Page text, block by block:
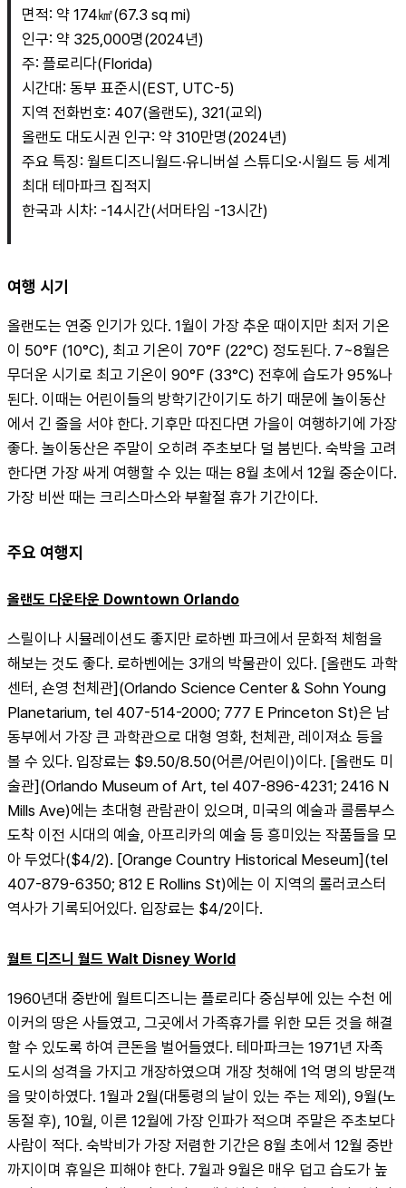
면적: 약 174㎢(67.3 sq mi)
인구: 약 325,000명(2024년)
주: 플로리다(Florida)
시간대: 동부 표준시(EST, UTC-5)
지역 전화번호: 407(올랜도), 321(교외)
올랜도 대도시권 인구: 약 310만명(2024년)
주요 특징: 월트디즈니월드·유니버설 스튜디오·시월드 등 세계
최대 테마파크 집적지
한국과 시차: -14시간(서머타임 -13시간)
여행 시기
올랜도는 연중 인기가 있다. 1월이 가장 추운 때이지만 최저 기온
이 50°F (10°C), 최고 기온이 70°F (22°C) 정도된다. 7~8월은
무더운 시기로 최고 기온이 90°F (33°C) 전후에 습도가 95%나
된다. 이때는 어린이들의 방학기간이기도 하기 때문에 놀이동산
에서 긴 줄을 서야 한다. 기후만 따진다면 가을이 여행하기에 가장
좋다. 놀이동산은 주말이 오히려 주초보다 덜 붐빈다. 숙박을 고려
한다면 가장 싸게 여행할 수 있는 때는 8월 초에서 12월 중순이다.
가장 비싼 때는 크리스마스와 부활절 휴가 기간이다.
주요 여행지
올랜도 다운타운 Downtown Orlando
스릴이나 시뮬레이션도 좋지만 로하벤 파크에서 문화적 체험을
해보는 것도 좋다. 로하벤에는 3개의 박물관이 있다. [올랜도 과학
센터, 숀영 천체관](Orlando Science Center & Sohn Young
Planetarium, tel 407-514-2000; 777 E Princeton St)은 남
동부에서 가장 큰 과학관으로 대형 영화, 천체관, 레이져쇼 등을
볼 수 있다. 입장료는 $9.50/8.50(어른/어린이)이다. [올랜도 미
술관](Orlando Museum of Art, tel 407-896-4231; 2416 N
Mills Ave)에는 초대형 관람관이 있으며, 미국의 예술과 콜롬부스
도착 이전 시대의 예술, 아프리카의 예술 등 흥미있는 작품들을 모
아 두었다($4/2). [Orange Country Historical Meseum](tel
407-879-6350; 812 E Rollins St)에는 이 지역의 롤러코스터
역사가 기록되어있다. 입장료는 $4/2이다.
월트 디즈니 월드 Walt Disney World
1960년대 중반에 월트디즈니는 플로리다 중심부에 있는 수천 에
이커의 땅은 사들였고, 그곳에서 가족휴가를 위한 모든 것을 해결
할 수 있도록 하여 큰돈을 벌어들였다. 테마파크는 1971년 자족
도시의 성격을 가지고 개장하였으며 개장 첫해에 1억 명의 방문객
을 맞이하였다. 1월과 2월(대통령의 날이 있는 주는 제외), 9월(노
동절 후), 10월, 이른 12월에 가장 인파가 적으며 주말은 주초보다
사람이 적다. 숙박비가 가장 저렴한 기간은 8월 초에서 12월 중반
까지이며 휴일은 피해야 한다. 7월과 9월은 매우 덥고 습도가 높